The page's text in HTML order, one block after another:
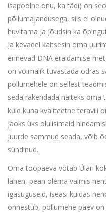
isapoolne onu, ka tädi) on
põllumajandusega, siis ei
huvitama ja jõudsin ka
ja kevadel kaitsesin oma
erinevad DNA eraldamise
on võimalik tuvastada odras
põllumehele on sellest
seda rakendada näiteks oma
kuid kuna kvaliteetne teravili
jaoks üks olulisimaid
juurde sammud seada, võib
sündinud.
Oma tööpäeva võtab Ülari
lähen, pean olema valmis
igasuguseid, iseasi kuidas
õnnestub, põllumehe päev